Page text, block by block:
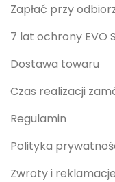
Zapłać przy
7 lat ochrony EVO
Dostawa towaru
Czas realizacji
Regulamin
Polityka
Zwroty i reklamacje